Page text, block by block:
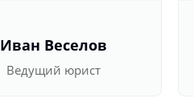
Иван Веселов
Ведущий юрист